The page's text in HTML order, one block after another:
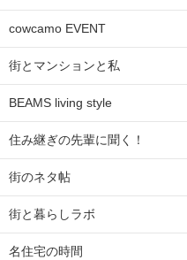
cowcamo EVENT
街とマンションと私
BEAMS living style
住み継ぎの先輩に聞く！
街のネタ帖
街と暮らしラボ
名住宅の時間